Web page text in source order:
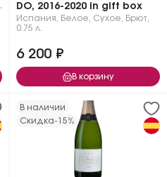
DO, 2016-2020 in gift box
Испания Белое Сухое, Брют
0.75 л.
6 200 ₽
В корзину
В наличии
Скидка-15%